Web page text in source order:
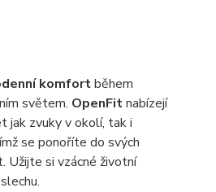
komfortběhem
světem. OpenFitnabízejí
jak zvuky v okolí, tak i
se ponoříte do svých
Užijte si vzácné životní